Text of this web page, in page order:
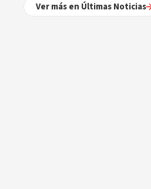
Ver más en Últimas Noticias